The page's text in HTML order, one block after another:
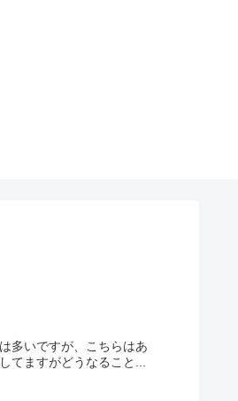
多いですが、こちらはあ
てますがどうなること...